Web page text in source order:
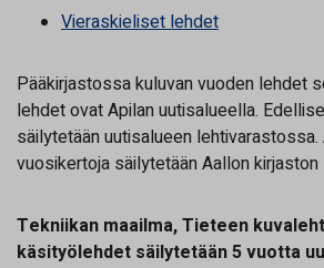
Vieraskieliset lehdet
Pääkirjastossa kuluvan vuoden lehdet
lehdet ovat Apilan uutisalueella.
säilytetään uutisalueen
vuosikertoja säilytetään Aallon
Tekniikan maailma, Tieteen
käsityölehdet säilytetään 5 vuotta